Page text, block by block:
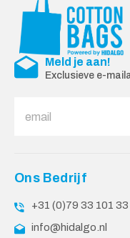
Meld je aan!
Exclusieve e-
Ons Bedrijf
+31 (0)79 33 101 33
info@hidalgo.nl